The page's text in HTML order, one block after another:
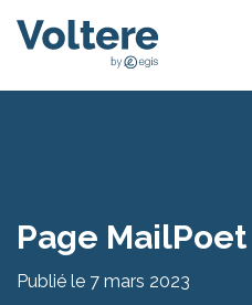
Page MailPoet
Publié le 7 mars 2023